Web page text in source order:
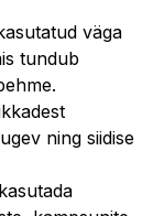
väga
tundub
ning siidise